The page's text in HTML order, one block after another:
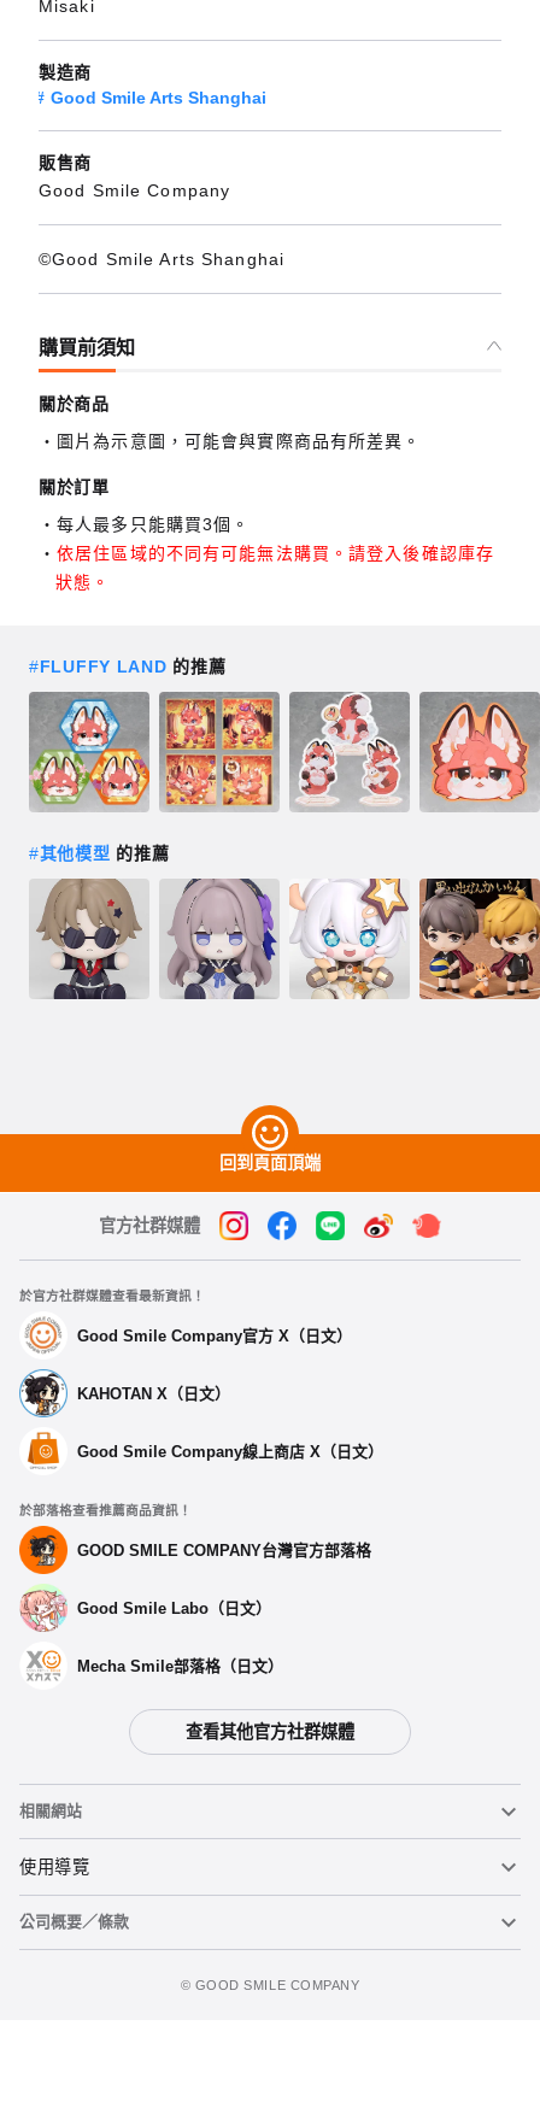
Misaki
製造商
Good Smile Arts Shanghai
販售商
Good Smile Company
©Good Smile Arts Shanghai
購買前須知
關於商品
圖片為示意圖，可能會與實際商品有所差異。
關於訂單
每人最多只能購買3個。
依居住區域的不同有可能無法購買。請登入後確認庫存
狀態。
#FLUFFY LAND 的推薦
#其他模型 的推薦
回到頁面頂端
官方社群媒體
於官方社群媒體查看最新資訊！
Good Smile Company官方 X（日文）
KAHOTAN X（日文）
Good Smile Company線上商店 X（日文）
於部落格查看推薦商品資訊！
GOOD SMILE COMPANY台灣官方部落格
Good Smile Labo（日文）
Mecha Smile部落格（日文）
查看其他官方社群媒體
相關網站
黏土人
黏土人臉部製造機（英文）
使用導覽
重要公告
公司概要／條款
©️ GOOD SMILE COMPANY